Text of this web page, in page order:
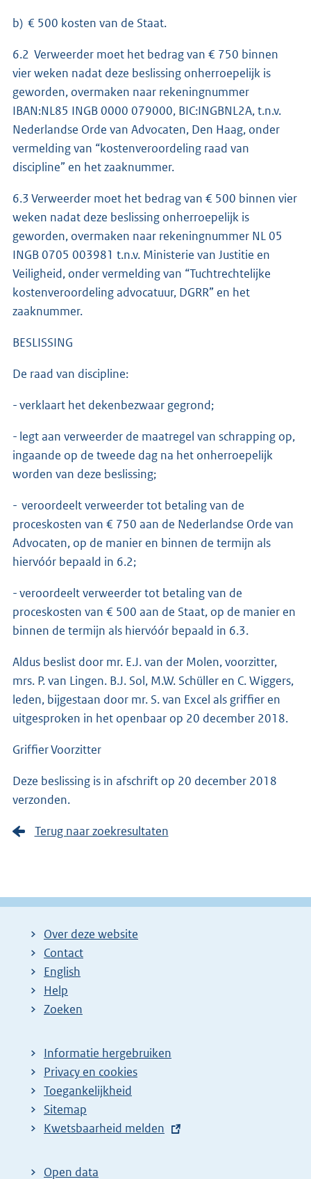
b) € 500 kosten van de Staat.
6.2 Verweerder moet het bedrag van € 750 binnen
vier weken nadat deze beslissing onherroepelijk is
geworden, overmaken naar rekeningnummer
IBAN:NL85 INGB 0000 079000, BIC:INGBNL2A, t.n.v.
Nederlandse Orde van Advocaten, Den Haag, onder
vermelding van “kostenveroordeling raad van
discipline” en het zaaknummer.
6.3 Verweerder moet het bedrag van € 500 binnen vier
weken nadat deze beslissing onherroepelijk is
geworden, overmaken naar rekeningnummer NL 05
INGB 0705 003981 t.n.v. Ministerie van Justitie en
Veiligheid, onder vermelding van “Tuchtrechtelijke
kostenveroordeling advocatuur, DGRR” en het
zaaknummer.
BESLISSING
De raad van discipline:
- verklaart het dekenbezwaar gegrond;
- legt aan verweerder de maatregel van schrapping op,
ingaande op de tweede dag na het onherroepelijk
worden van deze beslissing;
- veroordeelt verweerder tot betaling van de
proceskosten van € 750 aan de Nederlandse Orde van
Advocaten, op de manier en binnen de termijn als
hiervóór bepaald in 6.2;
- veroordeelt verweerder tot betaling van de
proceskosten van € 500 aan de Staat, op de manier en
binnen de termijn als hiervóór bepaald in 6.3.
Aldus beslist door mr. E.J. van der Molen, voorzitter,
mrs. P. van Lingen. B.J. Sol, M.W. Schüller en C. Wiggers,
leden, bijgestaan door mr. S. van Excel als griffier en
uitgesproken in het openbaar op 20 december 2018.
Griffier Voorzitter
Deze beslissing is in afschrift op 20 december 2018
verzonden.
Terug naar zoekresultaten
Over deze website
Contact
English
Help
Zoeken
Informatie hergebruiken
Privacy en cookies
Toegankelijkheid
Sitemap
E
t
Kwetsbaarheid melden
Open data